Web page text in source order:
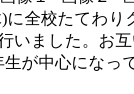
に全校たてわ
いました。お
生が中心になっ